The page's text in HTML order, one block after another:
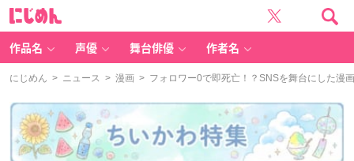
作品名 声優 舞台俳優 作者名
にじめん > ニュース > 漫画 > フォロワー0で即死亡！？SNSを舞台にした漫